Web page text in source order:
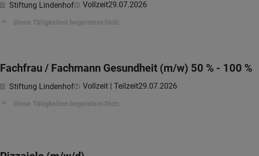
Stiftung Lindenhof Vollzeit29.07.2026
Diese Tätigkeiten begeistern Dich:
Fachfrau / Fachmann Gesundheit (m/w) 50 % - 100 %
Stiftung Lindenhof Vollzeit | Teilzeit29.07.2026
Diese Tätigkeiten begeistern Dich: